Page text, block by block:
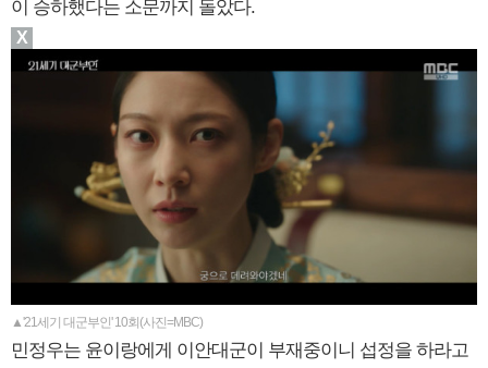
이 승하했다는 소문까지 돌았다.
▲'21세기 대군부인' 10회(사진=MBC)
민정우는 윤이랑에게 이안대군이 부재중이니 섭정을 하라고
X